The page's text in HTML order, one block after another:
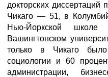
докторских диссертаций
Чикаго — 51, в
Нью-Йоркской
Вашингтонском
только в Чикаго
социологии и 60
администрации,